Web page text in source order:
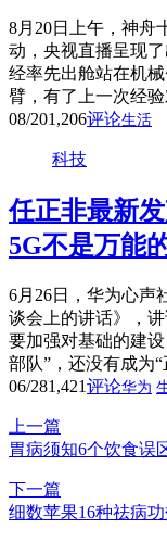
8月20日上午，神舟
动，央视直播呈现
经率先出舱站在机
臂，有了上一次经
08/201,206评论生活
科技
任正非最新
5G不是万能
6月26日，华为心声
谈会上的讲话》，
要加强对基础的建
部队”，还没有成为“
06/281,421评论华为
上一篇
胃病须知6个饮食误
下一篇
细数苹果16种祛病